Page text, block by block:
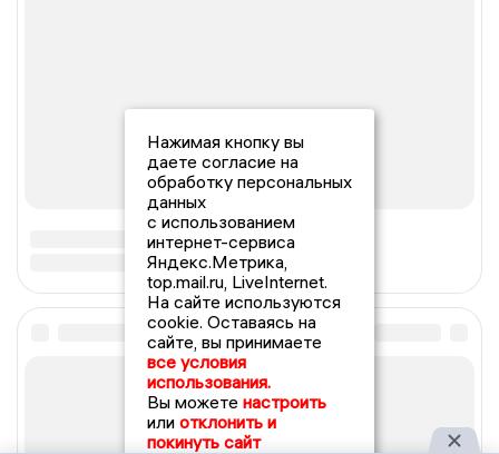
Нажимая кнопку вы
даете согласие на
обработку персональных
данных
с использованием
интернет-сервиса
Яндекс.Метрика,
top.mail.ru, LiveInternet.
На сайте используются
cookie. Оставаясь на
сайте, вы принимаете
все условия
использования.
Вы можете настроить
или отклонить и
покинуть сайт